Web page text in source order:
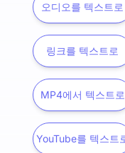
오디오를 텍스트로
링크를 텍스트로
MP4에서 텍스트로
YouTube를 텍스트